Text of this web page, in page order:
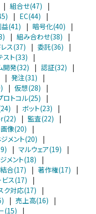
| 組合せ(47)
|
| EC(44)
|
(41) | 暗号化(40)
|
| 組み合わせ(38)
|
ス(37) | 委託(36)
|
スト(33)
|
開発(32) | 認証(32)
|
| 発注(31)
|
| 仮想(28)
|
ロトコル(25)
|
| ボット(23)
|
| 監査(22)
|
画像(20)
|
メント(20)
|
| マルウェア(19)
|
メント(18)
|
結合(17) | 著作権(17)
|
ス(17)
|
ク対応(17)
|
| 売上高(16)
|
(15) |